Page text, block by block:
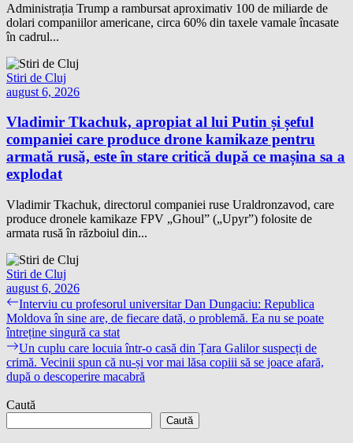
Administrația Trump a rambursat aproximativ 100 de miliarde de
dolari companiilor americane, circa 60% din taxele vamale încasate
în cadrul...
Stiri de Cluj
august 6, 2026
Vladimir Tkachuk, apropiat al lui Putin și șeful
companiei care produce drone kamikaze pentru
armată rusă, este în stare critică după ce mașina sa a
explodat
Vladimir Tkachuk, directorul companiei ruse Uraldronzavod, care
produce dronele kamikaze FPV „Ghoul” („Upyr”) folosite de
armata rusă în războiul din...
Stiri de Cluj
august 6, 2026
Navigare
în
articole
Previous
post:
Interviu cu profesorul universitar Dan Dungaciu: Republica
Moldova în sine are, de fiecare dată, o problemă. Ea nu se poate
întreține singură ca stat
Next
post:
Un cuplu care locuia într-o casă din Țara Galilor suspecți de
crimă. Vecinii spun că nu-și vor mai lăsa copiii să se joace afară,
după o descoperire macabră
Caută
Caută